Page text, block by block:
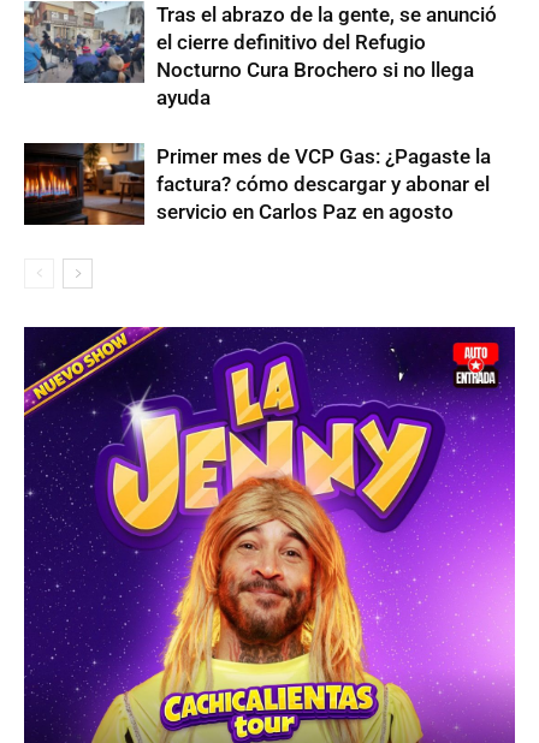
Tras el abrazo de la gente, se anunció
el cierre definitivo del Refugio
Nocturno Cura Brochero si no llega
ayuda
Primer mes de VCP Gas: ¿Pagaste la
factura? cómo descargar y abonar el
servicio en Carlos Paz en agosto